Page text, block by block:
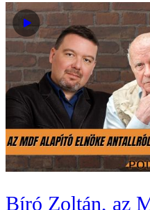
Bíró Zoltán, az